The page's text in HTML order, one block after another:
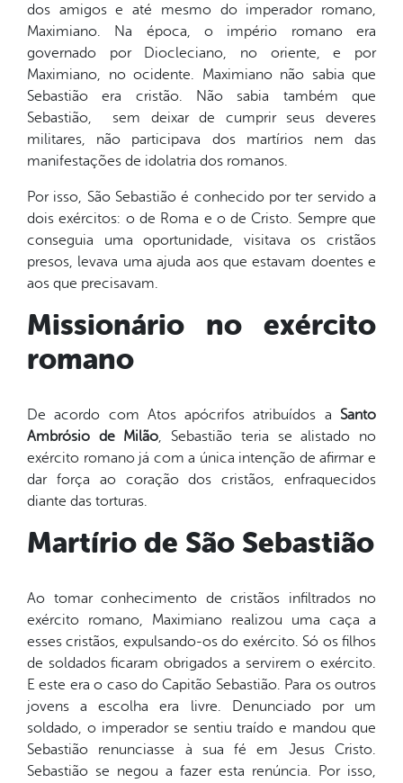
dos amigos e até mesmo do imperador romano,
Maximiano. Na época, o império romano era
governado por Diocleciano, no oriente, e por
Maximiano, no ocidente. Maximiano não sabia que
Sebastião era cristão. Não sabia também que
Sebastião, sem deixar de cumprir seus deveres
militares, não participava dos martírios nem das
manifestações de idolatria dos romanos.
Por isso, São Sebastião é conhecido por ter servido a
dois exércitos: o de Roma e o de Cristo. Sempre que
conseguia uma oportunidade, visitava os cristãos
presos, levava uma ajuda aos que estavam doentes e
aos que precisavam.
Missionário no exército
romano
De acordo com Atos apócrifos atribuídos a Santo
Ambrósio de Milão, Sebastião teria se alistado no
exército romano já com a única intenção de afirmar e
dar força ao coração dos cristãos, enfraquecidos
diante das torturas.
Martírio de São Sebastião
Ao tomar conhecimento de cristãos infiltrados no
exército romano, Maximiano realizou uma caça a
esses cristãos, expulsando-os do exército. Só os filhos
de soldados ficaram obrigados a servirem o exército.
E este era o caso do Capitão Sebastião. Para os outros
jovens a escolha era livre. Denunciado por um
soldado, o imperador se sentiu traído e mandou que
Sebastião renunciasse à sua fé em Jesus Cristo.
Sebastião se negou a fazer esta renúncia. Por isso,